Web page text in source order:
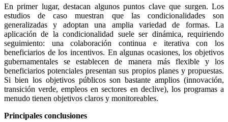
En primer lugar, destacan algunos puntos clave que surgen. Los
estudios de caso muestran que las condicionalidades son
generalizadas y adoptan una amplia variedad de formas. La
aplicación de la condicionalidad suele ser dinámica, requiriendo
seguimiento: una colaboración continua e iterativa con los
beneficiarios de los incentivos. En algunas ocasiones, los objetivos
gubernamentales se establecen de manera más flexible y los
beneficiarios potenciales presentan sus propios planes y propuestas.
Si bien los objetivos públicos son bastante amplios (innovación,
transición verde, empleos en sectores en declive), los programas a
menudo tienen objetivos claros y monitoreables.
Principales conclusiones